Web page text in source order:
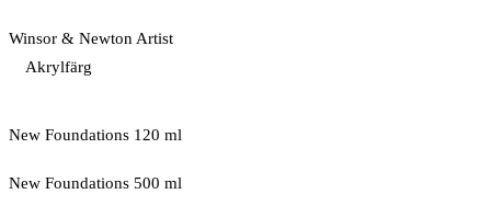
Winsor & Newton Artist
Akrylfärg
New Foundations 120 ml
New Foundations 500 ml